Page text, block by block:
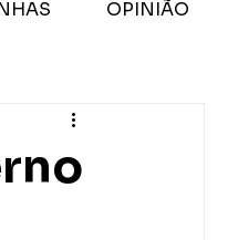
OPINIÃO